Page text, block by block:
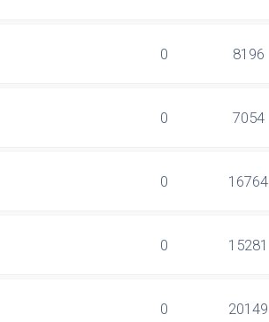
0 8196
0 7054
0 16764
0 15281
0 20149